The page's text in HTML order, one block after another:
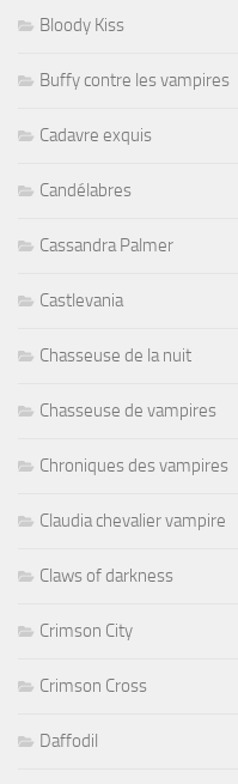
Bloody Kiss
Buffy contre les vampires
Cadavre exquis
Candélabres
Cassandra Palmer
Castlevania
Chasseuse de la nuit
Chasseuse de vampires
Chroniques des vampires
Claudia chevalier vampire
Claws of darkness
Crimson City
Crimson Cross
Daffodil